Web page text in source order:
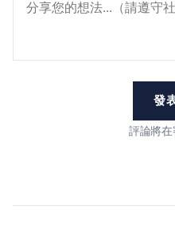
發
評論將